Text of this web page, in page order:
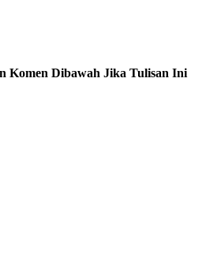
Komen Dibawah Jika Tulisan Ini